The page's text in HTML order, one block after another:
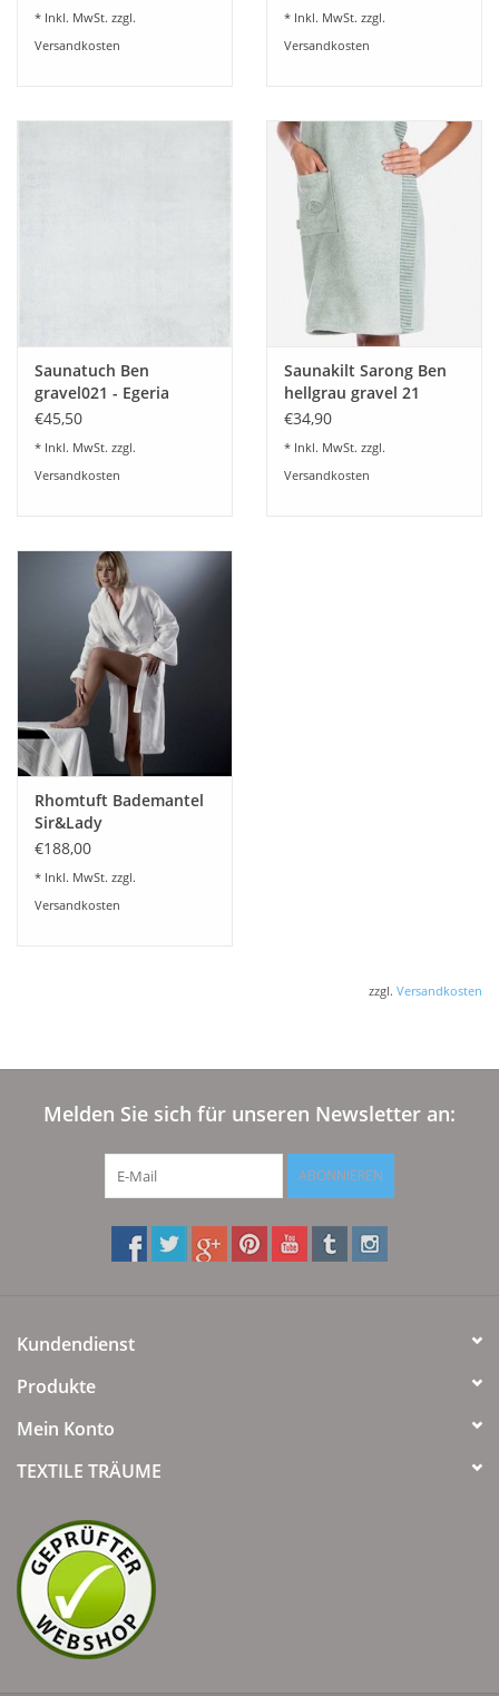
* Inkl. MwSt. zzgl.
Versandkosten
* Inkl. MwSt. zzgl.
Versandkosten
Saunatuch Ben
gravel021 - Egeria
€45,50
* Inkl. MwSt. zzgl.
Versandkosten
Saunakilt Sarong Ben
hellgrau gravel 21
Onesize
€34,90
* Inkl. MwSt. zzgl.
Versandkosten
Rhomtuft Bademantel
Sir&Lady
€188,00
* Inkl. MwSt. zzgl.
Versandkosten
zzgl. Versandkosten
Melden Sie sich für unseren Newsletter an:
ABONNIEREN
Kundendienst
Produkte
Mein Konto
TEXTILE TRÄUME